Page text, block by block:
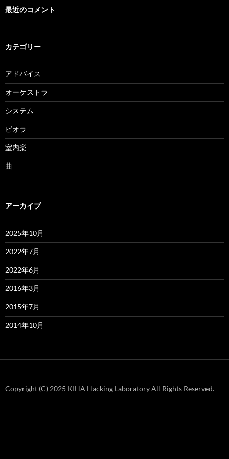
最近のコメント
カテゴリー
アドバイス
オーケストラ
システム
ビオラ
室内楽
曲
アーカイブ
2025年10月
2022年7月
2022年6月
2016年3月
2015年7月
2014年10月
Copyright (C) 2025 KIHA Hacking Laboratory All Rights Reserved.